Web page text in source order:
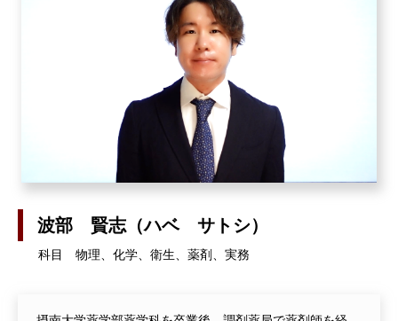
波部 賢志（ハベ サトシ）
科目 物理、化学、衛生、薬剤、実務